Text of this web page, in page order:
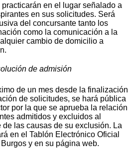
en el lugar señalado a
en sus solicitudes. Será
del concursante tanto los
como la comunicación a la
cambio de domicilio a
de admisión
de un mes desde la finalización
de solicitudes, se hará pública
por la que se aprueba la relación
admitidos y excluidos al
las causas de su exclusión. La
en el Tablón Electrónico Oficial
y en su página web.